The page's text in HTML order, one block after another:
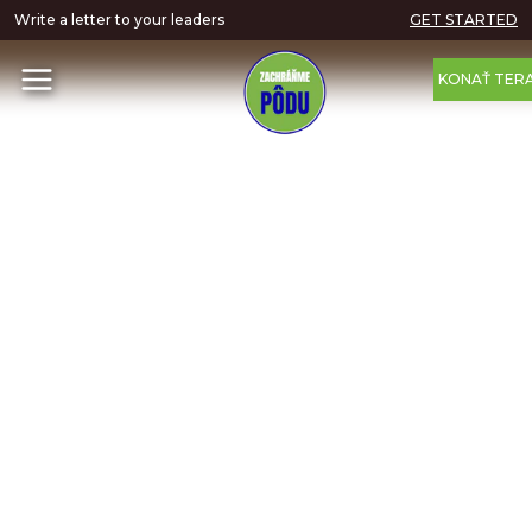
Write a letter to your leaders GET STARTED
KONAŤ